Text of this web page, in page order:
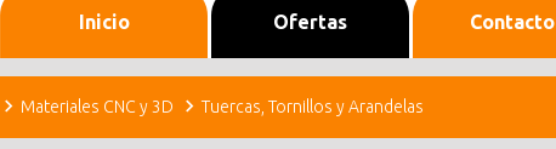
Inicio Ofertas Contacto
Materiales CNC y 3D Tuercas, Tornillos y Arandelas